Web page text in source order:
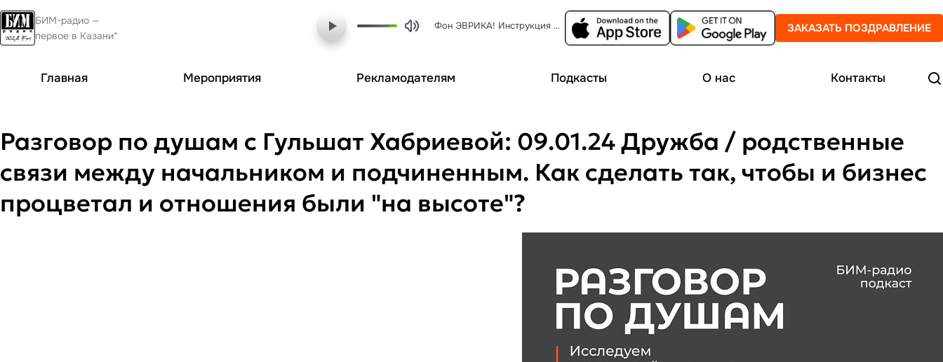
БИМ-радио —
первое в Казани*
Фон ЭВРИКА! Инструкция для родителей с Полиной Мисалимовой - Фон ЭВРИКА! Инструкция для родителей с Полиной Мисалимовой ЗАКАЗАТЬ ПОЗДРАВЛЕНИЕ
Главная Мероприятия Рекламодателям Подкасты О нас Контакты
Разговор по душам с Гульшат Хабриевой: 09.01.24 Дружба / родственные
связи между начальником и подчиненным. Как сделать так, чтобы и бизнес
процветал и отношения были "на высоте"?